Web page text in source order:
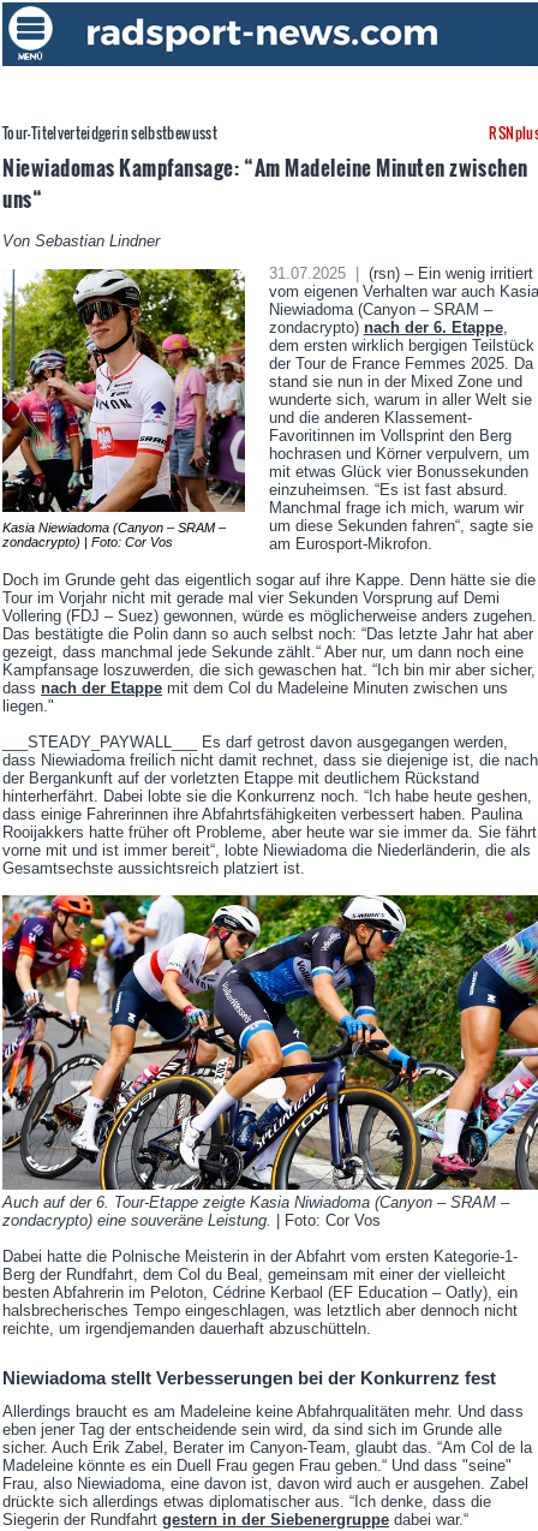
Tour-Titelverteidgerin selbstbewusst
Niewiadomas Kampfansage: “Am Madeleine Minuten zwischen
uns“
Von Sebastian Lindner
Kasia Niewiadoma (Canyon – SRAM –
zondacrypto) | Foto: Cor Vos
31.07.2025 |
(rsn) – Ein wenig irritiert
vom eigenen Verhalten war auch Kasia
Niewiadoma (Canyon – SRAM –
zondacrypto) nach der 6. Etappe,
dem ersten wirklich bergigen Teilstück
der Tour de France Femmes 2025. Da
stand sie nun in der Mixed Zone und
wunderte sich, warum in aller Welt sie
und die anderen Klassement-
Favoritinnen im Vollsprint den Berg
hochrasen und Körner verpulvern, um
mit etwas Glück vier Bonussekunden
einzuheimsen. “Es ist fast absurd.
Manchmal frage ich mich, warum wir
um diese Sekunden fahren“, sagte sie
am Eurosport-Mikrofon.
Doch im Grunde geht das eigentlich sogar auf ihre Kappe. Denn hätte sie die
Tour im Vorjahr nicht mit gerade mal vier Sekunden Vorsprung auf Demi
Vollering (FDJ – Suez) gewonnen, würde es möglicherweise anders zugehen.
Das bestätigte die Polin dann so auch selbst noch: “Das letzte Jahr hat aber
gezeigt, dass manchmal jede Sekunde zählt.“ Aber nur, um dann noch eine
Kampfansage loszuwerden, die sich gewaschen hat. “Ich bin mir aber sicher,
dass nach der Etappe mit dem Col du Madeleine Minuten zwischen uns
liegen."
___STEADY_PAYWALL___ Es darf getrost davon ausgegangen werden,
dass Niewiadoma freilich nicht damit rechnet, dass sie diejenige ist, die nach
der Bergankunft auf der vorletzten Etappe mit deutlichem Rückstand
hinterherfährt. Dabei lobte sie die Konkurrenz noch. “Ich habe heute geshen,
dass einige Fahrerinnen ihre Abfahrtsfähigkeiten verbessert haben. Paulina
Rooijakkers hatte früher oft Probleme, aber heute war sie immer da. Sie fährt
vorne mit und ist immer bereit“, lobte Niewiadoma die Niederländerin, die als
Gesamtsechste aussichtsreich platziert ist.
Auch auf der 6. Tour-Etappe zeigte Kasia Niwiadoma (Canyon – SRAM –
zondacrypto) eine souveräne Leistung.
| Foto: Cor Vos
Dabei hatte die Polnische Meisterin in der Abfahrt vom ersten Kategorie-1-
Berg der Rundfahrt, dem Col du Beal, gemeinsam mit einer der vielleicht
besten Abfahrerin im Peloton, Cédrine Kerbaol (EF Education – Oatly), ein
halsbrecherisches Tempo eingeschlagen, was letztlich aber dennoch nicht
reichte, um irgendjemanden dauerhaft abzuschütteln.
Niewiadoma stellt Verbesserungen bei der Konkurrenz fest
Allerdings braucht es am Madeleine keine Abfahrqualitäten mehr. Und dass
eben jener Tag der entscheidende sein wird, da sind sich im Grunde alle
sicher. Auch Erik Zabel, Berater im Canyon-Team, glaubt das. “Am Col de la
Madeleine könnte es ein Duell Frau gegen Frau geben.“ Und dass "seine"
Frau, also Niewiadoma, eine davon ist, davon wird auch er ausgehen. Zabel
drückte sich allerdings etwas diplomatischer aus. “Ich denke, dass die
Siegerin der Rundfahrt gestern in der Siebenergruppe dabei war.“